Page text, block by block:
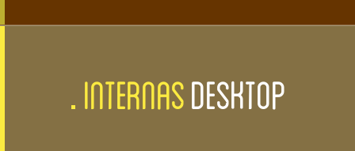
INTERNASDESKTOP